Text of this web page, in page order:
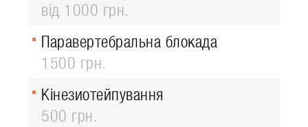
від 1000 грн.
Паравертебральна блокада
1500 грн.
Кінезиотейпування
500 грн.